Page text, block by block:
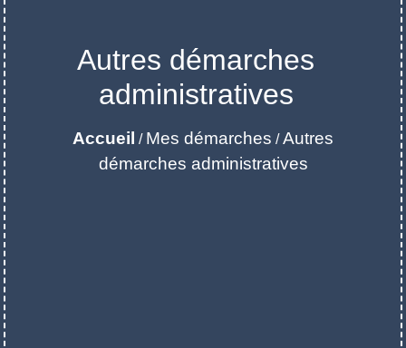
Autres démarches
administratives
Accueil / Mes démarches /Autres
démarches administratives